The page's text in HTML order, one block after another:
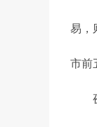
易，
市前
夜